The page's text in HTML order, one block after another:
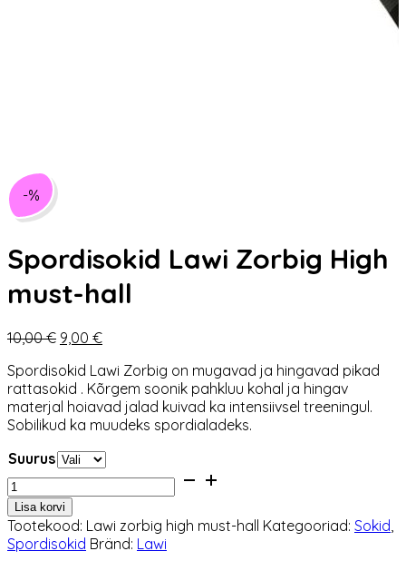
-%
Spordisokid Lawi Zorbig High
must-hall
10,00€ Algne
oli:
10,00 €.
9,00 €Praegune
on:
9,00 €.
Spordisokid Lawi Zorbig on mugavad ja hingavad pikad
rattasokid . Kõrgem soonik pahkluu kohal ja hingav
materjal hoiavad jalad kuivad ka intensiivsel treeningul.
Sobilikud ka muudeks spordialadeks.
Suurus
Spordisokid
Lawi
Zorbig
High
must-
Lisa korvi
Tootekood: Lawi zorbig high must-hall Kategooriad: Sokid,
Spordisokid Bränd: Lawi